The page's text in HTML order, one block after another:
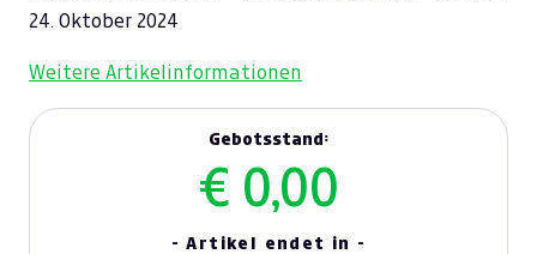
24. Oktober 2024
Weitere Artikelinformationen
Gebotsstand:
€ 0,00
- Artikel endet in -